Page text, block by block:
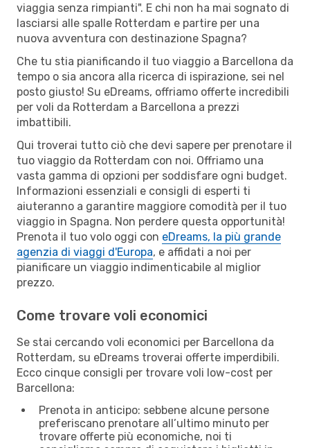
viaggia senza rimpianti". E chi non ha mai sognato di
lasciarsi alle spalle Rotterdam e partire per una
nuova avventura con destinazione Spagna?
Che tu stia pianificando il tuo viaggio a Barcellona da
tempo o sia ancora alla ricerca di ispirazione, sei nel
posto giusto! Su eDreams, offriamo offerte incredibili
per voli da Rotterdam a Barcellona a prezzi
imbattibili.
Qui troverai tutto ciò che devi sapere per prenotare il
tuo viaggio da Rotterdam con noi. Offriamo una
vasta gamma di opzioni per soddisfare ogni budget.
Informazioni essenziali e consigli di esperti ti
aiuteranno a garantire maggiore comodità per il tuo
viaggio in Spagna. Non perdere questa opportunità!
Prenota il tuo volo oggi con eDreams, la più grande
agenzia di viaggi d'Europa, e affidati a noi per
pianificare un viaggio indimenticabile al miglior
prezzo.
Come trovare voli economici
Se stai cercando voli economici per Barcellona da
Rotterdam, su eDreams troverai offerte imperdibili.
Ecco cinque consigli per trovare voli low-cost per
Barcellona:
Prenota in anticipo: sebbene alcune persone
preferiscano prenotare all’ultimo minuto per
trovare offerte più economiche, noi ti